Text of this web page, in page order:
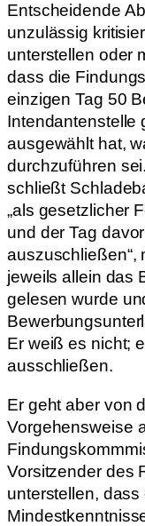
Entscheidende
unzulässig
unterstellen oder
dass die
einzigen Tag 50
Intendantenstelle
ausgewählt hat,
durchzuführen
schließt
„als gesetzlicher
und der Tag
auszuschließen“,
jeweils allein das
gelesen wurde
Er weiß es nicht;
ausschließen.
Er geht aber von
Vorgehensweise
Vorsitzender des
unterstellen, dass